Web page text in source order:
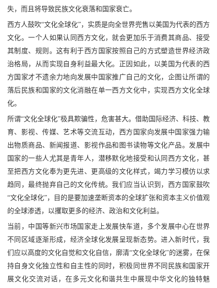
失，而且将导致民族文化衰落和国家衰亡。
西方人鼓吹“文化全球化”，实质是向全世界兜售以美国为代表的西方
文化。一个人如果认同西方文化，就会更加乐于消费其商品、接受
其制度、规则。这有利于西方国家按照自己的方式塑造世界经济政
治格局，从而实现自身利益最大化。正因如此，以美国为代表的西
方国家才不遗余力地向发展中国家推广自己的文化，企图让所谓的
落后民族和国家的文化消融在单一西方文化中，实现西方文化全球
化。
所谓“文化全球化”极具欺骗性，危害甚大。借助国际经济、科技、教
育、影视、传媒、艺术等交流互动，西方国家向发展中国家强力输
出物质商品、新闻报道、影视作品和图书读物等文化产品。发展中
国家的一些人尤其是青年人，潜移默化地接受和认同西方文化，甚
至把西方文化奉为更先进、更高级的文化样式，竭力学习模仿以求
趋同，最终抛弃自己的文化传统。我们应当认识到，西方国家鼓吹
“文化全球化”，目的是要加速垄断资本的全球扩张和资本主义价值观
的全球渗透，以攫取更多的经济、政治和文化利益。
当前，中国等新兴市场国家走上发展快车道，多个发展中心在世界
不同区域逐渐形成，经济全球化发展呈现新态势。进入新时代，我
们应以高度的文化自觉和文化自信，廓清“文化全球化"的迷雾，在保
持自身文化独立性和自主性的同时，积极同世界不同民族和国家开
展文化交流对话，在多元文化和谐共生中展现中华文化的独特魅